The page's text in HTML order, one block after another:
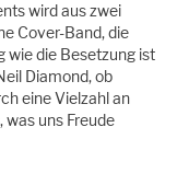
wird aus zwei
Cover-Band, die
wie die Besetzung ist
Diamond, ob
eine Vielzahl an
was uns Freude